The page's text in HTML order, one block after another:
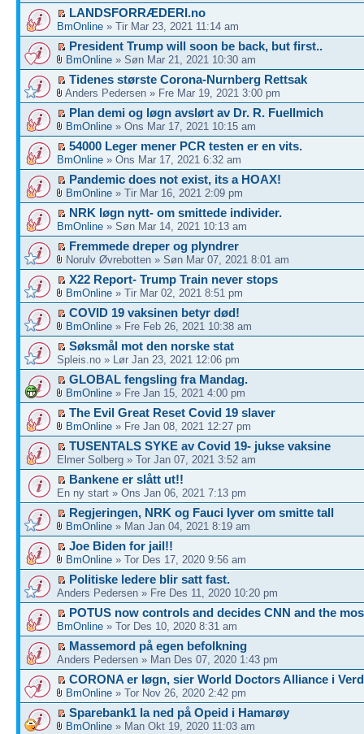
LANDSFORRÆDERI.no
BmOnline » Tir Mar 23, 2021 11:14 am
President Trump will soon be back, but first..
BmOnline » Søn Mar 21, 2021 10:30 am
Tidenes største Corona-Nurnberg Rettsak
Anders Pedersen » Fre Mar 19, 2021 3:00 pm
Plan demi og løgn avslørt av Dr. R. Fuellmich
BmOnline » Ons Mar 17, 2021 10:15 am
54000 Leger mener PCR testen er en vits.
BmOnline » Ons Mar 17, 2021 6:32 am
Pandemic does not exist, its a HOAX!
BmOnline » Tir Mar 16, 2021 2:09 pm
NRK løgn nytt- om smittede individer.
BmOnline » Søn Mar 14, 2021 10:13 am
Fremmede dreper og plyndrer
Norulv Øvrebotten » Søn Mar 07, 2021 8:01 am
X22 Report- Trump Train never stops
BmOnline » Tir Mar 02, 2021 8:51 pm
COVID 19 vaksinen betyr død!
BmOnline » Fre Feb 26, 2021 10:38 am
Søksmål mot den norske stat
Spleis.no » Lør Jan 23, 2021 12:06 pm
GLOBAL fengsling fra Mandag.
BmOnline » Fre Jan 15, 2021 4:00 pm
The Evil Great Reset Covid 19 slaver
BmOnline » Fre Jan 08, 2021 12:27 pm
TUSENTALS SYKE av Covid 19- jukse vaksine
Elmer Solberg » Tor Jan 07, 2021 3:52 am
Bankene er slått ut!!
En ny start » Ons Jan 06, 2021 7:13 pm
Regjeringen, NRK og Fauci lyver om smitte tall
BmOnline » Man Jan 04, 2021 8:19 am
Joe Biden for jail!!
BmOnline » Tor Des 17, 2020 9:56 am
Politiske ledere blir satt fast.
Anders Pedersen » Fre Des 11, 2020 10:20 pm
POTUS now controls and decides CNN and the
BmOnline » Tor Des 10, 2020 8:31 am
Massemord på egen befolkning
Anders Pedersen » Man Des 07, 2020 1:43 pm
CORONA er løgn, sier World Doctors Alliance i
BmOnline » Tor Nov 26, 2020 2:42 pm
Sparebank1 la ned på Opeid i Hamarøy
BmOnline » Man Okt 19, 2020 11:03 am